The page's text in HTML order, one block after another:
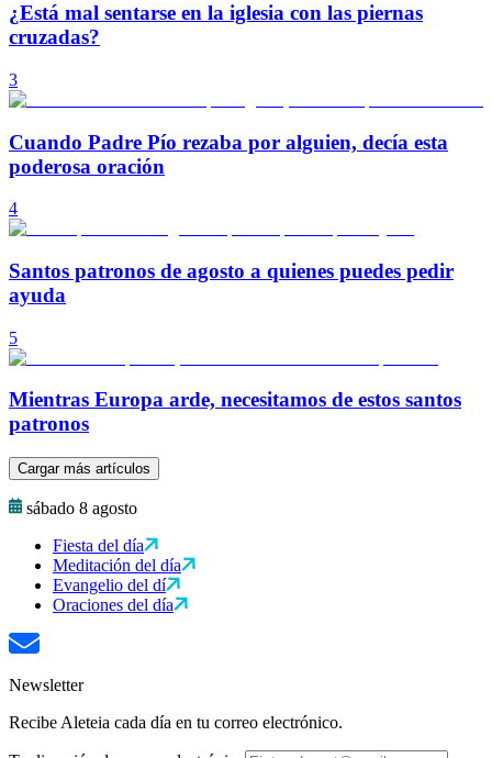
¿Está mal sentarse en la iglesia con las piernas
cruzadas?
3
Cuando Padre Pío rezaba por alguien, decía esta
poderosa oración
4
Santos patronos de agosto a quienes puedes pedir
ayuda
5
Mientras Europa arde, necesitamos de estos santos
patronos
Cargar más artículos
sábado 8 agosto
Fiesta del día
Meditación del día
Evangelio del dí
Oraciones del día
Newsletter
Recibe Aleteia cada día en tu correo electrónico.